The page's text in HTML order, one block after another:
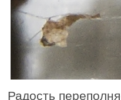
Радость